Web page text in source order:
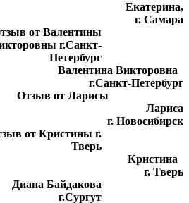
Екатерина,
г. Самара
Валентина Викторовна
г.Санкт-Петербург
Лариса
г. Новосибирск
Кристина
г. Тверь